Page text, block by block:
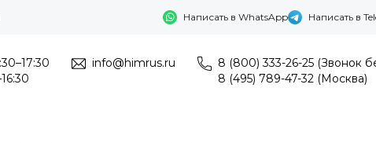
Написать в WhatsApp Написать в
info@himrus.ru
8 (800) 333-26-25 (Звонок
8 (495) 789-47-32 (Москва)